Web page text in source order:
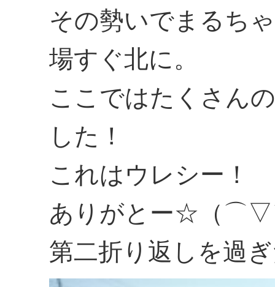
その勢いでまるち
場すぐ北に。
ここではたくさん
した！
これはウレシー！
ありがとー☆（
第二折り返しを過